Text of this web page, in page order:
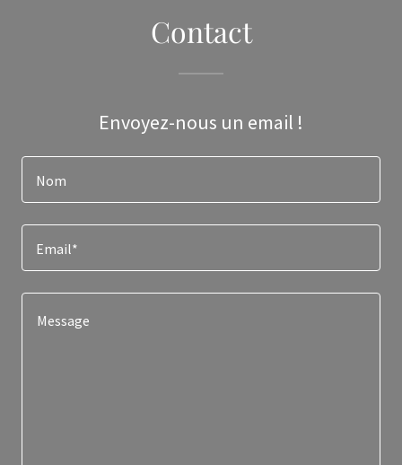
Contact
Envoyez-nous un email !
Nom
Email*